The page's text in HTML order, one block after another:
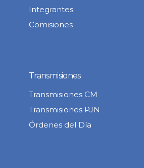
Integrantes
Comisiones
Transmisiones
Transmisiones CM
Transmisiones PJN
Órdenes del Día